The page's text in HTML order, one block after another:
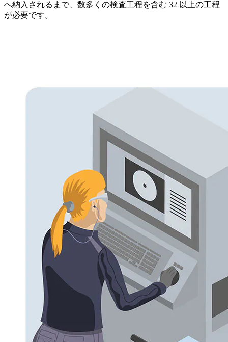
へ納入されるまで、数多くの検査工程を含む 32 以上の工程
が必要です。